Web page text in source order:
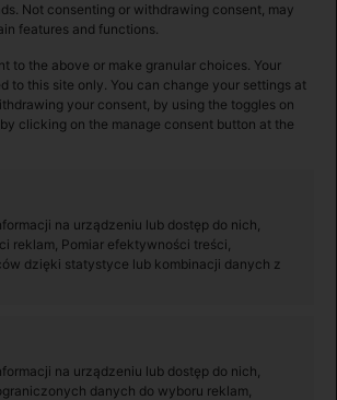
Not consenting or withdrawing consent, may
features and functions.
to the above or make granular choices. Your
to this site only. You can change your settings at
your consent, by using the toggles on
clicking on the manage consent button at the
na urządzeniu lub dostęp do nich,
reklam, Pomiar efektywności treści,
dzięki statystyce lub kombinacji danych z
na urządzeniu lub dostęp do nich,
danych do wyboru reklam,
pracy
VAC, 50/60 Hz, 0.5 A
9V 2A / 12 V 1.5 A